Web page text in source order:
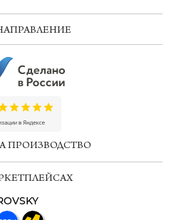
ПРОИЗВОДСТВО